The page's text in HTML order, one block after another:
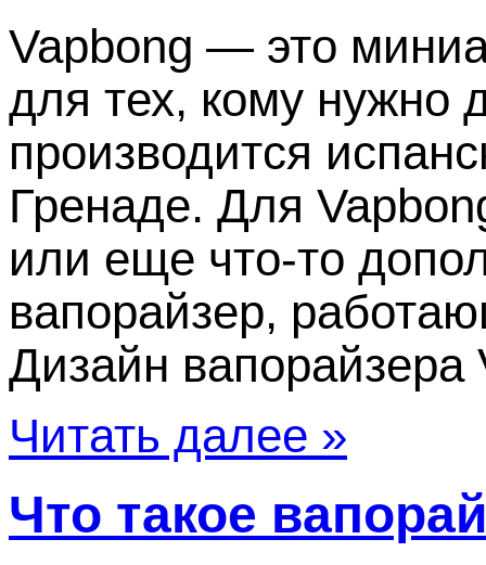
Vapbong — это
для тех, кому нужно
производится
Гренаде. Для
или еще что-то
вапорайзер,
Дизайн вапорайзера
Читать далее »
Что такое